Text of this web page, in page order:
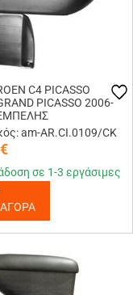
C4 PICASSO
PICASSO 2006-
am-AR.CI.0109/CK
€
σε 1-3 εργάσιμες
ΑΓΟΡΑ